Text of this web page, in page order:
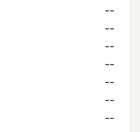
--
--
--
--
--
--
--